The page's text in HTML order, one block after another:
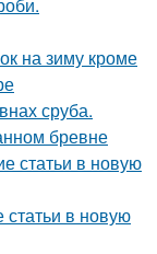
на зиму кроме
сруба.
бревне
статьи в новую
в новую